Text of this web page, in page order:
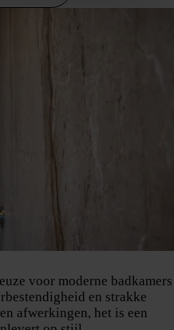
voor moderne badkamers
en strakke
afwerkingen, het is een